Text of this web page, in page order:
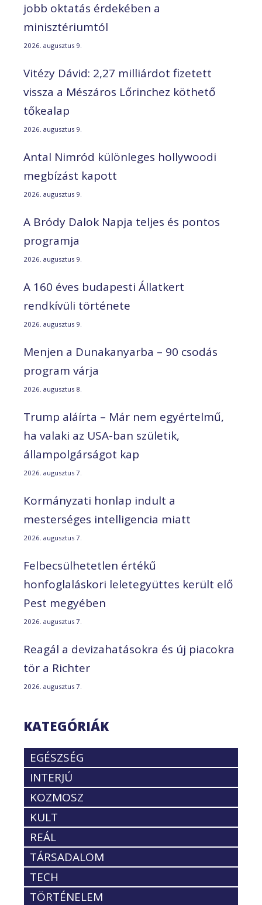
jobb oktatás érdekében a
minisztériumtól
2026. augusztus 9.
Vitézy Dávid: 2,27 milliárdot fizetett
vissza a Mészáros Lőrinchez köthető
tőkealap
2026. augusztus 9.
Antal Nimród különleges hollywoodi
megbízást kapott
2026. augusztus 9.
A Bródy Dalok Napja teljes és pontos
programja
2026. augusztus 9.
A 160 éves budapesti Állatkert
rendkívüli története
2026. augusztus 9.
Menjen a Dunakanyarba – 90 csodás
program várja
2026. augusztus 8.
Trump aláírta – Már nem egyértelmű,
ha valaki az USA-ban születik,
állampolgárságot kap
2026. augusztus 7.
Kormányzati honlap indult a
mesterséges intelligencia miatt
2026. augusztus 7.
Felbecsülhetetlen értékű
honfoglaláskori leletegyüttes került elő
Pest megyében
2026. augusztus 7.
Reagál a devizahatásokra és új piacokra
tör a Richter
2026. augusztus 7.
KATEGÓRIÁK
EGÉSZSÉG
INTERJÚ
KOZMOSZ
KULT
REÁL
TÁRSADALOM
TECH
TÖRTÉNELEM